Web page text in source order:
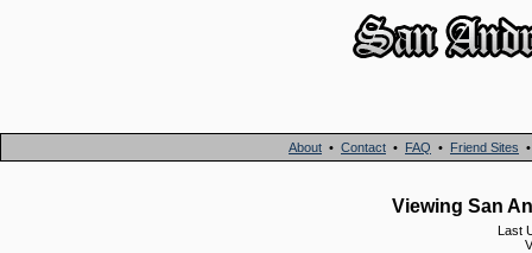
About • Contact • FAQ • Friend Sites
Viewing San
Last